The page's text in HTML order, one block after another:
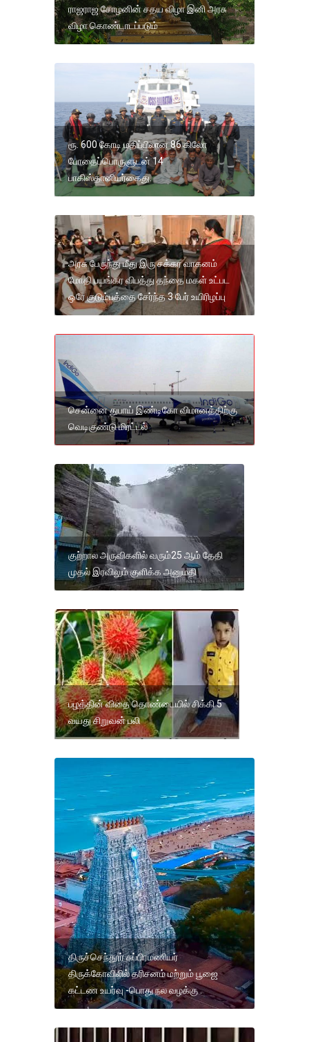
ராஜராஜ சோழனின் சதய விழா இனி அரசு
விழா கொண்டாடப்படும்
ரூ. 600 கோடி மதிப்பிலான 86 கிலோ
போதைப்பொருளுடன் 14
பாகிஸ்தானியர்கைது.
அரசு பேருந்து மீது இரு சக்கர வாகனம்
மோதி பயங்கர விபத்து தந்தை மகள் உட்பட
ஒரே குடும்பத்தை சேர்ந்த 3 பேர் உயிரிழப்பு
சென்னை துபாய் இண்டிகோ விமானத்திற்கு
வெடிகுண்டு மிரட்டல்
குற்றால அருவிகளில் வரும்25 ஆம் தேதி
முதல் இரவிலும் குளிக்க அனுமதி
பழத்தின் விதை தொண்டையில் சிக்கி 5
வயது சிறுவன் பலி
திருச்செந்தூர் சுப்பிரமணியர்
திருக்கோவிலில் தரிசனம் மற்றும் பூஜை
கட்டண உயர்வு -பொது நல வழக்கு .